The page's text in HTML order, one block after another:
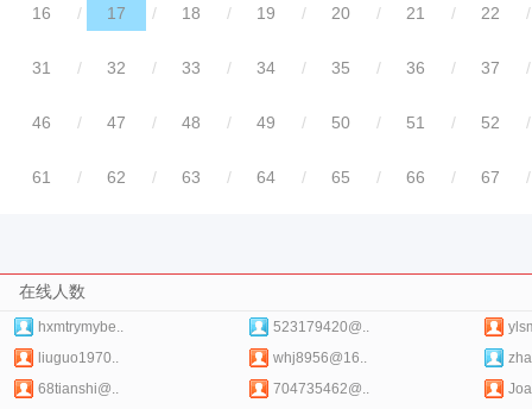
16 / 17 / 18 / 19 / 20 / 21 / 22 /
31 / 32 / 33 / 34 / 35 / 36 / 37 /
46 / 47 / 48 / 49 / 50 / 51 / 52 /
61 / 62 / 63 / 64 / 65 / 66 / 67 /
在线人数
hxmtrymybe.. 523179420@..
liuguo1970..
whj8956@16..
68tianshi@..
704735462@..